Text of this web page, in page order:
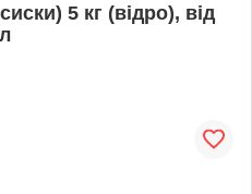
5 кг (відро), від